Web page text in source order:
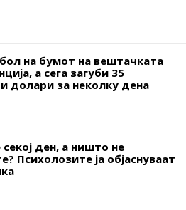
на бумот на вештачката
а сега загуби 35
долари за неколку дена
ден, а ништо не
Психолозите ја објаснуваат